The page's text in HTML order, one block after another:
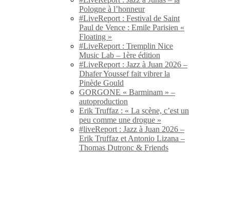
Pologne à l’honneur
#LiveReport : Festival de Saint
Paul de Vence : Emile Parisien «
Floating »
#LiveReport : Tremplin Nice
Music Lab – 1ère édition
#LiveReport : Jazz à Juan 2026 –
Dhafer Youssef fait vibrer la
Pinède Gould
GORGONE « Barminam » –
autoproduction
Erik Truffaz : « La scène, c’est un
peu comme une drogue »
#liveReport : Jazz à Juan 2026 –
Erik Truffaz et Antonio Lizana –
Thomas Dutronc & Friends